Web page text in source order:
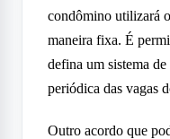
condômino utilizará
maneira fixa. É
defina um sistema
periódica das vagas
Outro acordo que